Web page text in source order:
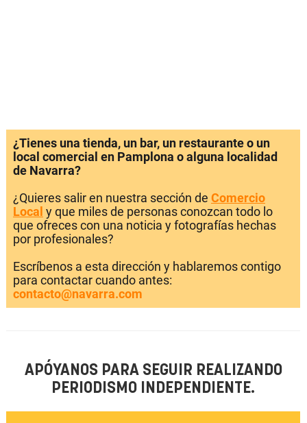
¿Tienes una tienda, un bar, un restaurante o un
local comercial en Pamplona o alguna localidad
de Navarra?
¿Quieres salir en nuestra sección de Comercio
Local y que miles de personas conozcan todo lo
que ofreces con una noticia y fotografías hechas
por profesionales?
Escríbenos a esta dirección y hablaremos contigo
para contactar cuando antes:
contacto@navarra.com
APÓYANOS PARA SEGUIR REALIZANDO
PERIODISMO INDEPENDIENTE.